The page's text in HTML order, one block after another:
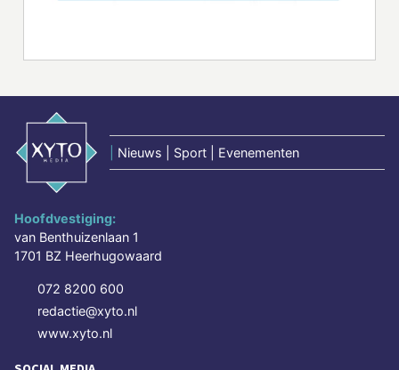
Nieuws | Sport | Evenementen
Hoofdvestiging:
van Benthuizenlaan 1
1701 BZ Heerhugowaard
072 8200 600
redactie@xyto.nl
www.xyto.nl